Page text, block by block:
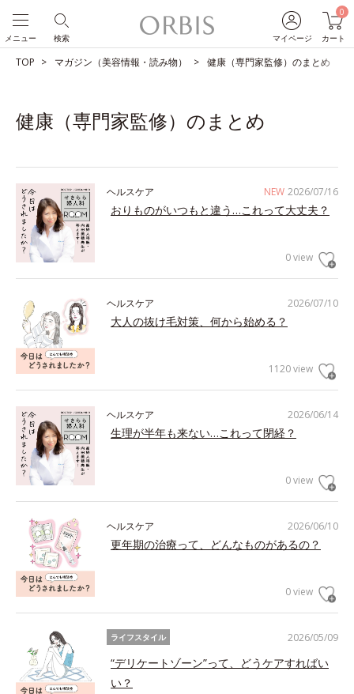
マイページ
0
カート
検索
メニュー
TOP マガジン（美容情報・読み物） 健康（専門家監修）のまとめ
健康（専門家監修）のまとめ
NEW 2026/07/16
ヘルスケア
おりものがいつもと違う…これって大丈夫？
0 view
2026/07/10
ヘルスケア
大人の抜け毛対策、何から始める？
1120 view
2026/06/14
ヘルスケア
生理が半年も来ない…これって閉経？
0 view
2026/06/10
ヘルスケア
更年期の治療って、どんなものがあるの？
0 view
2026/05/09
ライフスタイル
“デリケートゾーン”って、どうケアすればい
い？